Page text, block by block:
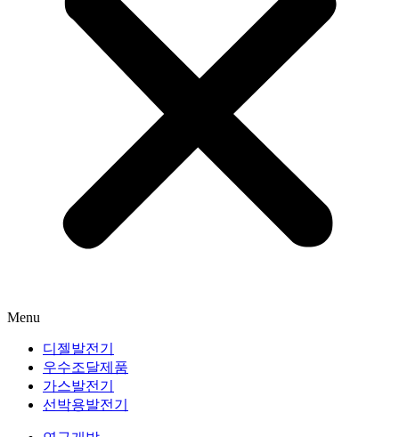
Menu
디젤발전기
우수조달제품
가스발전기
선박용발전기